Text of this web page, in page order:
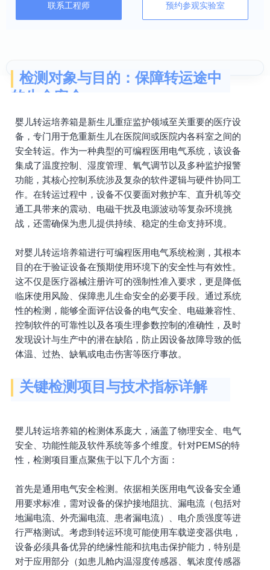
联系工程师 预约参观实验室
检测对象与目的：保障转运途中
的生命安全
婴儿转运培养箱是新生儿重症监护领域至关重要的医疗设
备，专门用于危重新生儿在医院间或医院内各科室之间的
安全转运。作为一种典型的可编程医用电气系统，该设备
集成了温度控制、湿度管理、氧气调节以及多种监护报警
功能，其核心控制系统涉及复杂的软件逻辑与硬件协同工
作。在转运过程中，设备不仅要面对救护车、直升机等交
通工具带来的震动、电磁干扰及电源波动等复杂环境挑
战，还需确保为患儿提供持续、稳定的生命支持环境。
对婴儿转运培养箱进行可编程医用电气系统检测，其根本
目的在于验证设备在预期使用环境下的安全性与有效性。
这不仅是医疗器械注册许可的强制性准入要求，更是降低
临床使用风险、保障患儿生命安全的必要手段。通过系统
性的检测，能够全面评估设备的电气安全、电磁兼容性、
控制软件的可靠性以及各项生理参数控制的准确性，及时
发现设计与生产中的潜在缺陷，防止因设备故障导致的低
体温、过热、缺氧或电击伤害等医疗事故。
关键检测项目与技术指标详解
婴儿转运培养箱的检测体系庞大，涵盖了物理安全、电气
安全、功能性能及软件系统等多个维度。针对PEMS的特
性，检测项目重点聚焦于以下几个方面：
首先是通用电气安全检测。依据相关医用电气设备安全通
用要求标准，需对设备的保护接地阻抗、漏电流（包括对
地漏电流、外壳漏电流、患者漏电流）、电介质强度等进
行严格测试。考虑到转运环境可能使用车载逆变器供电，
设备必须具备优异的绝缘性能和抗电击保护能力，特别是
对于应用部分（如患儿舱内温湿度传感器、氧浓度传感器